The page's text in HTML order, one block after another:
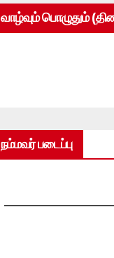
வாழ்வும் பொழுதும்
நம்மவர் படைப்பு